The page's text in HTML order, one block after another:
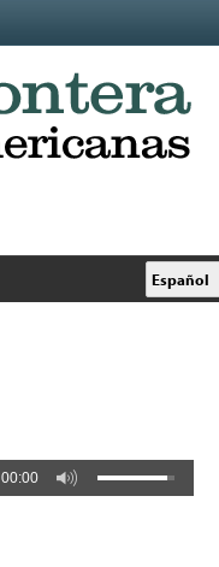
Español
00:00